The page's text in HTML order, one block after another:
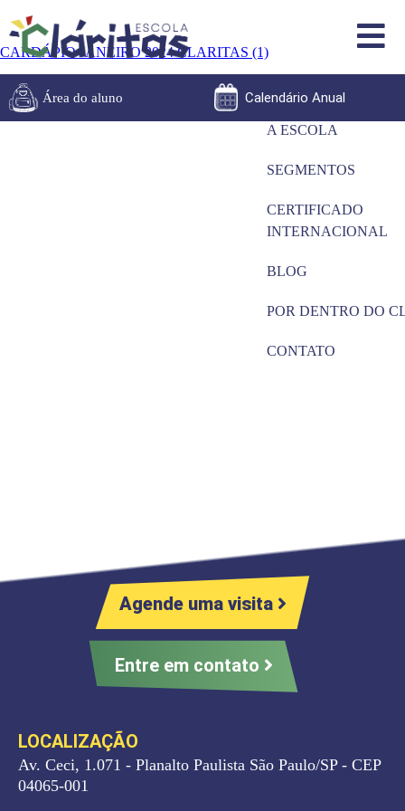
Área do aluno Calendário Anual
CARDÁPIO JANEIRO 2024 CLARITAS (1)
A ESCOLA
SEGMENTOS
CERTIFICADO
INTERNACIONAL
BLOG
POR DENTRO DO
CONTATO
Agende uma visita
Entre em contato
LOCALIZAÇÃO
Av. Ceci, 1.071 - Planalto Paulista São Paulo/SP - CEP
04065-001